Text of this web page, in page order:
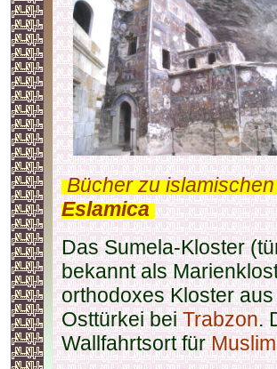
.Bücher zu
Eslamica.
Das Sumela-Kloster
bekannt als
orthodoxes Kloster
Osttürkei beiTrabzon.
Wallfahrtsort für